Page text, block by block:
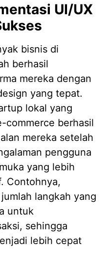
UI/UX
bisnis di
berhasil
mereka dengan
yang tepat.
lokal yang
commerce berhasil
mereka setelah
pengguna
yang lebih
Contohnya,
langkah yang
untuk
sehingga
lebih cepat